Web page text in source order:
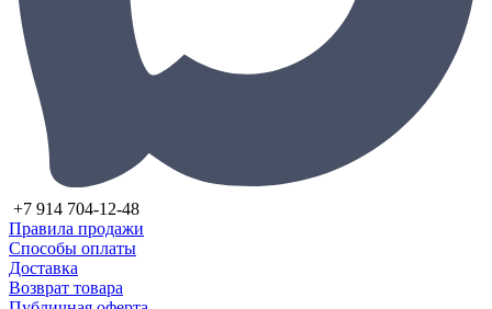
+7 914 704-12-48
Правила продажи
Способы оплаты
Доставка
Возврат товара